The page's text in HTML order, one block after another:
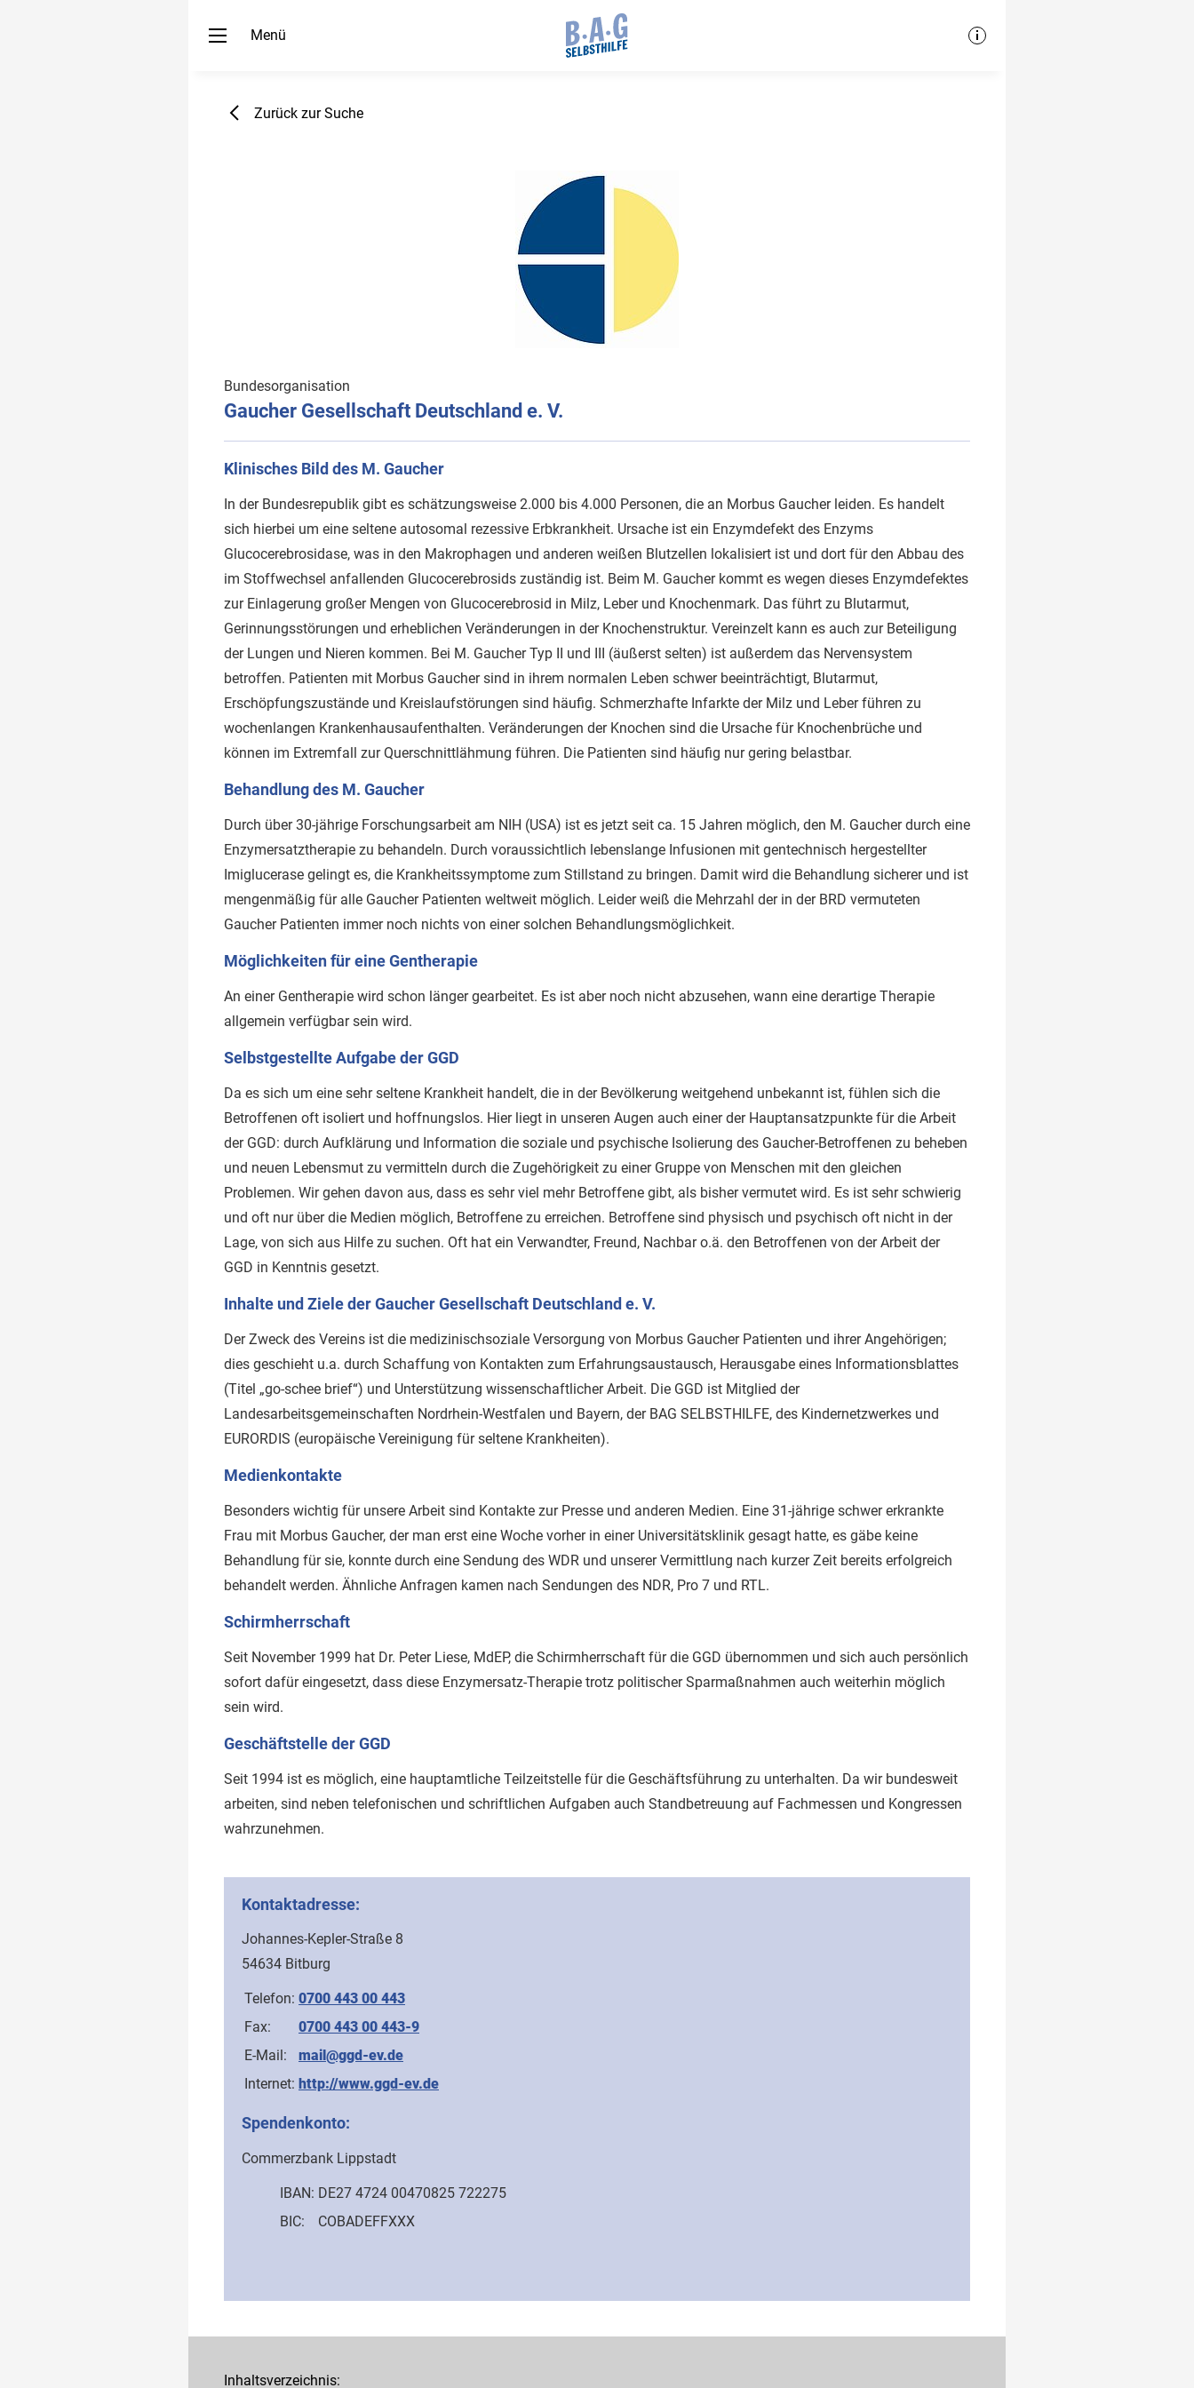
Menü
Zurück zur Suche
Bundesorganisation
Gaucher Gesellschaft Deutschland e. V.
Klinisches Bild des M. Gaucher
In der Bundesrepublik gibt es schätzungsweise 2.000 bis 4.000 Personen, die an Morbus Gaucher leiden. Es handelt
sich hierbei um eine seltene autosomal rezessive Erbkrankheit. Ursache ist ein Enzymdefekt des Enzyms
Glucocerebrosidase, was in den Makrophagen und anderen weißen Blutzellen lokalisiert ist und dort für den Abbau des
im Stoffwechsel anfallenden Glucocerebrosids zuständig ist. Beim M. Gaucher kommt es wegen dieses Enzymdefektes
zur Einlagerung großer Mengen von Glucocerebrosid in Milz, Leber und Knochenmark. Das führt zu Blutarmut,
Gerinnungsstörungen und erheblichen Veränderungen in der Knochenstruktur. Vereinzelt kann es auch zur Beteiligung
der Lungen und Nieren kommen. Bei M. Gaucher Typ II und III (äußerst selten) ist außerdem das Nervensystem
betroffen. Patienten mit Morbus Gaucher sind in ihrem normalen Leben schwer beeinträchtigt, Blutarmut,
Erschöpfungszustände und Kreislaufstörungen sind häufig. Schmerzhafte Infarkte der Milz und Leber führen zu
wochenlangen Krankenhausaufenthalten. Veränderungen der Knochen sind die Ursache für Knochenbrüche und
können im Extremfall zur Querschnittlähmung führen. Die Patienten sind häufig nur gering belastbar.
Behandlung des M. Gaucher
Durch über 30-jährige Forschungsarbeit am NIH (USA) ist es jetzt seit ca. 15 Jahren möglich, den M. Gaucher durch eine
Enzymersatztherapie zu behandeln. Durch voraussichtlich lebenslange Infusionen mit gentechnisch hergestellter
Imiglucerase gelingt es, die Krankheitssymptome zum Stillstand zu bringen. Damit wird die Behandlung sicherer und ist
mengenmäßig für alle Gaucher Patienten weltweit möglich. Leider weiß die Mehrzahl der in der BRD vermuteten
Gaucher Patienten immer noch nichts von einer solchen Behandlungsmöglichkeit.
Möglichkeiten für eine Gentherapie
An einer Gentherapie wird schon länger gearbeitet. Es ist aber noch nicht abzusehen, wann eine derartige Therapie
allgemein verfügbar sein wird.
Selbstgestellte Aufgabe der GGD
Da es sich um eine sehr seltene Krankheit handelt, die in der Bevölkerung weitgehend unbekannt ist, fühlen sich die
Betroffenen oft isoliert und hoffnungslos. Hier liegt in unseren Augen auch einer der Hauptansatzpunkte für die Arbeit
der GGD: durch Aufklärung und Information die soziale und psychische Isolierung des Gaucher-Betroffenen zu beheben
und neuen Lebensmut zu vermitteln durch die Zugehörigkeit zu einer Gruppe von Menschen mit den gleichen
Problemen. Wir gehen davon aus, dass es sehr viel mehr Betroffene gibt, als bisher vermutet wird. Es ist sehr schwierig
und oft nur über die Medien möglich, Betroffene zu erreichen. Betroffene sind physisch und psychisch oft nicht in der
Lage, von sich aus Hilfe zu suchen. Oft hat ein Verwandter, Freund, Nachbar o.ä. den Betroffenen von der Arbeit der
GGD in Kenntnis gesetzt.
Inhalte und Ziele der Gaucher Gesellschaft Deutschland e. V.
Der Zweck des Vereins ist die medizinischsoziale Versorgung von Morbus Gaucher Patienten und ihrer Angehörigen;
dies geschieht u.a. durch Schaffung von Kontakten zum Erfahrungsaustausch, Herausgabe eines Informationsblattes
(Titel „go-schee brief“) und Unterstützung wissenschaftlicher Arbeit. Die GGD ist Mitglied der
Landesarbeitsgemeinschaften Nordrhein-Westfalen und Bayern, der BAG SELBSTHILFE, des Kindernetzwerkes und
EURORDIS (europäische Vereinigung für seltene Krankheiten).
Medienkontakte
Besonders wichtig für unsere Arbeit sind Kontakte zur Presse und anderen Medien. Eine 31-jährige schwer erkrankte
Frau mit Morbus Gaucher, der man erst eine Woche vorher in einer Universitätsklinik gesagt hatte, es gäbe keine
Behandlung für sie, konnte durch eine Sendung des WDR und unserer Vermittlung nach kurzer Zeit bereits erfolgreich
behandelt werden. Ähnliche Anfragen kamen nach Sendungen des NDR, Pro 7 und RTL.
Schirmherrschaft
Seit November 1999 hat Dr. Peter Liese, MdEP, die Schirmherrschaft für die GGD übernommen und sich auch persönlich
sofort dafür eingesetzt, dass diese Enzymersatz-Therapie trotz politischer Sparmaßnahmen auch weiterhin möglich
sein wird.
Geschäftstelle der GGD
Seit 1994 ist es möglich, eine hauptamtliche Teilzeitstelle für die Geschäftsführung zu unterhalten. Da wir bundesweit
arbeiten, sind neben telefonischen und schriftlichen Aufgaben auch Standbetreuung auf Fachmessen und Kongressen
wahrzunehmen.
Kontaktadresse:
Johannes-Kepler-Straße 8
54634 Bitburg
Telefon: 0700 443 00 443
Fax:
0700 443 00 443-9
E-Mail:
mail@ggd-ev.de
Internet: http://www.ggd-ev.de
Spendenkonto:
Commerzbank Lippstadt
IBAN: DE27 4724 00470825 722275
BIC:
COBADEFFXXX
Inhaltsverzeichnis: